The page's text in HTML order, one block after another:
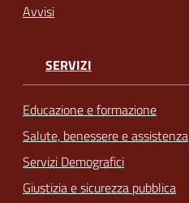
Avvisi
SERVIZI
Educazione e formazione
Salute, benessere e assistenza
Servizi Demografici
Giustizia e sicurezza pubblica